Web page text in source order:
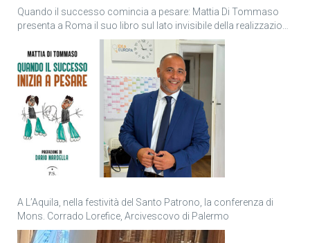
Quando il successo comincia a pesare: Mattia Di Tommaso
presenta a Roma il suo libro sul lato invisibile della realizzazione
A L’Aquila, nella festività del Santo Patrono, la conferenza di
Mons. Corrado Lorefice, Arcivescovo di Palermo